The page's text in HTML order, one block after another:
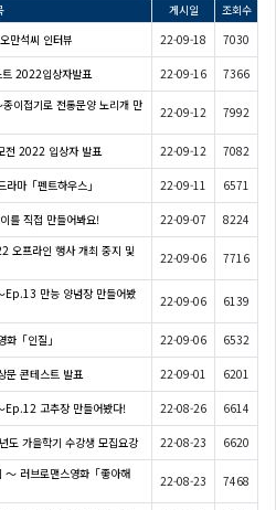
게시일
조회수
만석씨 인터뷰 22-09-18 7030
트 2022입상자발표 22-09-16 7366
이접기로 전통문양 노리개 만
22-09-12 7992
전 2022 입상자 발표 22-09-12 7082
마「펜트하우스」 22-09-11 6571
를 직접 만들어봐요! 22-09-07 8224
오프라인 행사 개최 중지 및
22-09-06 7716
Ep.13 만능 양념장 만들어봤
22-09-06 6139
화「인질」 22-09-06 6532
문 콘테스트 발표 22-09-01 6201
Ep.12 고추장 만들어봤다! 22-08-26 6614
도 가을학기 수강생 모집요강 22-08-23 6620
～ 러브로맨스영화「좋아해
22-08-23 7468